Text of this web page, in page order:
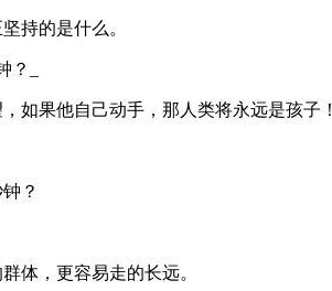
持的是什么。
如果他自己动手，那人类将永远是孩子！
体，更容易走的长远。